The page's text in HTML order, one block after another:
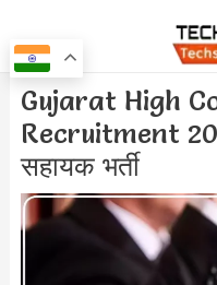
to
content
Gujarat High
Recruitment
सहायक भर्ती
Post
navigation